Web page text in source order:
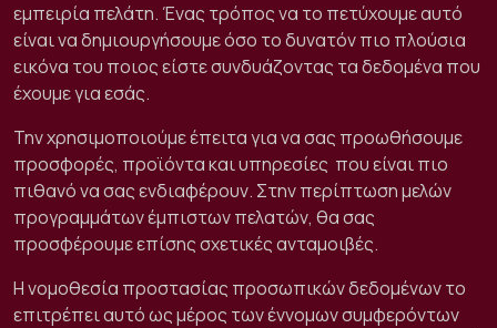
εμπειρία πελάτη. Ένας τρόπος να το πετύχουμε αυτό
είναι να δημιουργήσουμε όσο το δυνατόν πιο πλούσια
εικόνα του ποιος είστε συνδυάζοντας τα δεδομένα που
έχουμε για εσάς.
Την χρησιμοποιούμε έπειτα για να σας προωθήσουμε
προσφορές, προϊόντα και υπηρεσίες που είναι πιο
πιθανό να σας ενδιαφέρουν. Στην περίπτωση μελών
προγραμμάτων έμπιστων πελατών, θα σας
προσφέρουμε επίσης σχετικές ανταμοιβές.
Η νομοθεσία προστασίας προσωπικών δεδομένων το
επιτρέπει αυτό ως μέρος των έννομων συμφερόντων